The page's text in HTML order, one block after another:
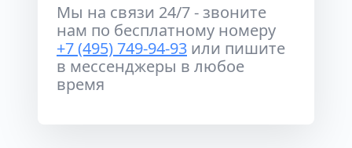
Мы на связи 24/7 - звоните
нам по бесплатному номеру
+7 (495) 749-94-93 или пишите
в мессенджеры в любое
время